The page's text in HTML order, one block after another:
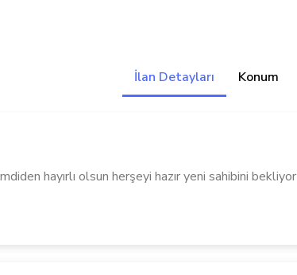
İlan Detayları Konum
hayırlı olsun herşeyi hazır yeni sahibini bekliyor